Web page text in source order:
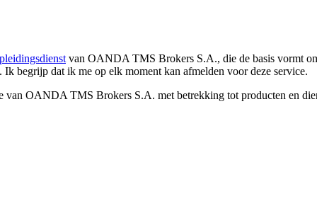
van OANDA TMS Brokers S.A., die de basis vormt
Ik begrijp dat ik me op elk moment kan afmelden voor deze service.
OANDA TMS Brokers S.A. met betrekking tot producten en